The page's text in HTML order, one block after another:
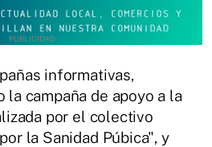
informativas,
la campaña de apoyo a la
por el colectivo
la Sanidad Púbica", y